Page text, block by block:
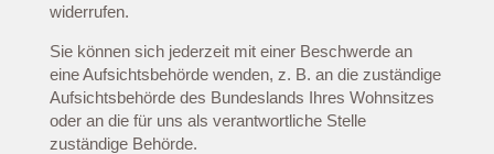
widerrufen.
Sie können sich jederzeit mit einer Beschwerde an
eine Aufsichtsbehörde wenden, z. B. an die zuständige
Aufsichtsbehörde des Bundeslands Ihres Wohnsitzes
oder an die für uns als verantwortliche Stelle
zuständige Behörde.